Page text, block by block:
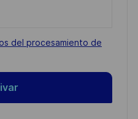
del procesamiento de